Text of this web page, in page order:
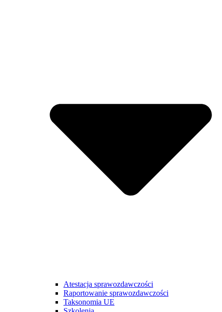
Atestacja sprawozdawczości
Raportowanie sprawozdawczości
Taksonomia UE